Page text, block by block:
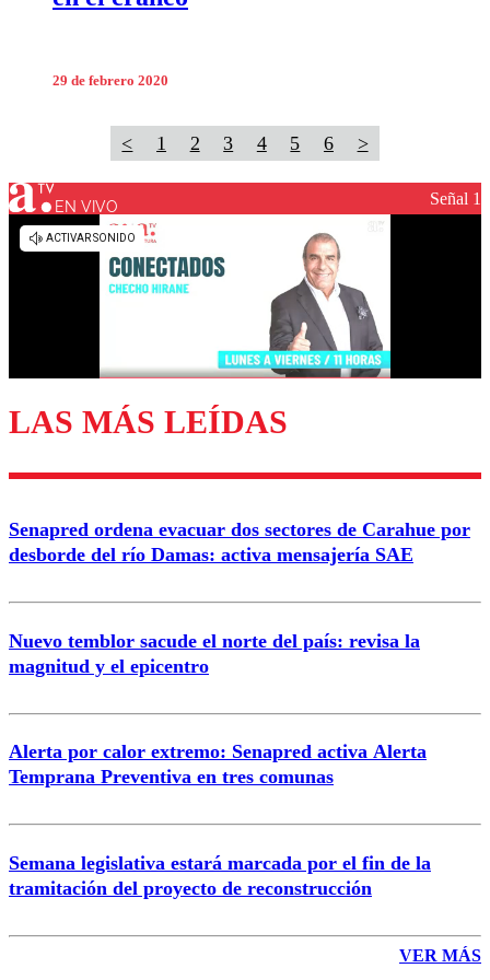
29 de febrero 2020
< 1 2 3 4 5 6 >
EN VIVO Señal 1
LAS MÁS LEÍDAS
Senapred ordena evacuar dos sectores de Carahue por
desborde del río Damas: activa mensajería SAE
Nuevo temblor sacude el norte del país: revisa la
magnitud y el epicentro
Alerta por calor extremo: Senapred activa Alerta
Temprana Preventiva en tres comunas
Semana legislativa estará marcada por el fin de la
tramitación del proyecto de reconstrucción
VER MÁS